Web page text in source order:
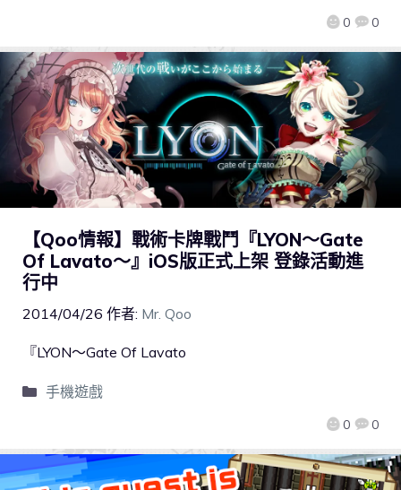
0 0
【Qoo情報】戰術卡牌戰鬥『LYON～Gate
Of Lavato～』iOS版正式上架 登錄活動進
行中
2014/04/26 作者: Mr. Qoo
0 0
『LYON～Gate Of Lavato
手機遊戲